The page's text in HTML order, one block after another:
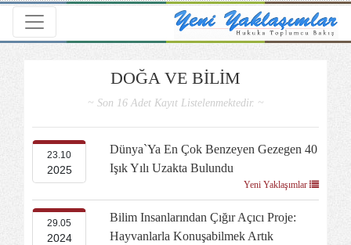
Toggle navigation
DOĞA VE BİLİM
~ Son 16 Adet Kayıt Listelenmektedir. ~
23.10
2025
Dünya`ya En Çok Benzeyen Gezegen 40
Işık Yılı Uzakta Bulundu
Yeni Yaklaşımlar
29.05
2024
Bilim Insanlarından Çığır Açıcı Proje:
Hayvanlarla Konuşabilmek Artık